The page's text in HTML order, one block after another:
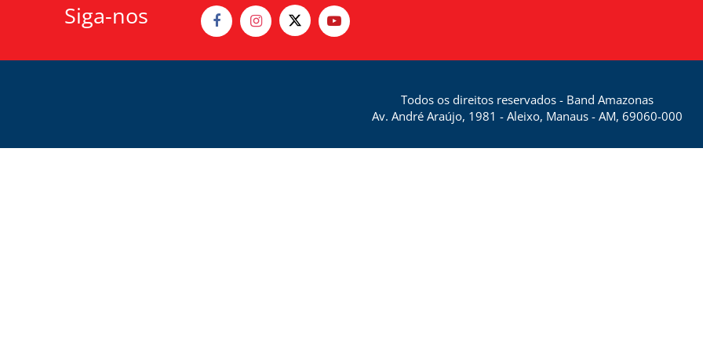
Siga-nos
Todos os direitos reservados - Band Amazonas
Av. André Araújo, 1981 - Aleixo, Manaus - AM, 69060-000